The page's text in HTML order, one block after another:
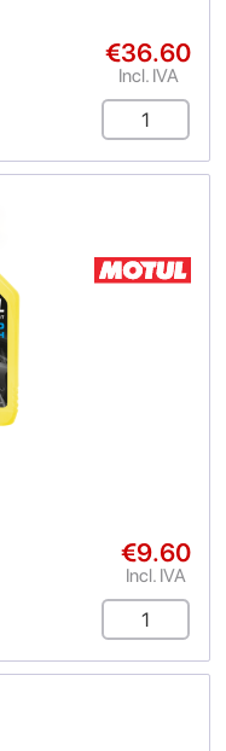
€36.60
Incl. IVA
€9.60
Incl. IVA